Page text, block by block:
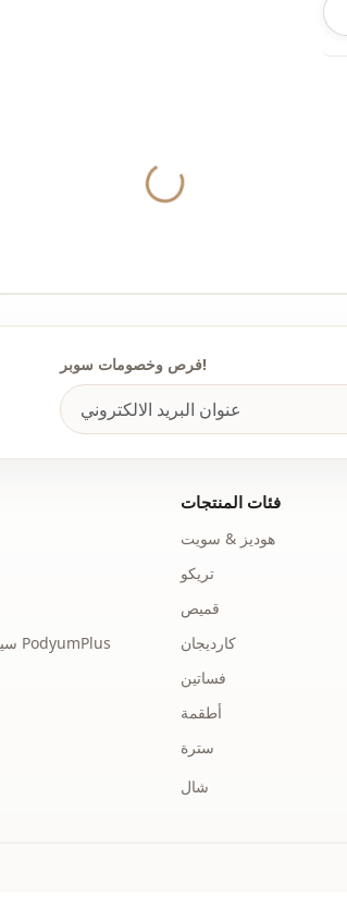
Yukleniyor...
فرص وخصومات سوبر!
سياسة الإرجاع والاسترداد الخاصة بـ PodyumPlus
فئات المنتجات
هوديز & سويت
تريكو
قميص
كارديجان
فساتين
أطقمة
سترة
شال